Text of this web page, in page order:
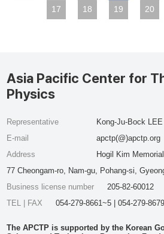
17
18 19 20
Asia Pacific Center for
Physics
Representative
Kong-Ju-Bock LEE
E-mail
apctp(@)apctp.org
Address
Hogil Kim
77 Cheongam-ro, Nam-gu, Pohang-si,
Business license number
205-82-60012
TEL | FAX
054-279-8661~5 | 054-279-8679
The APCTP is supported by the Korean